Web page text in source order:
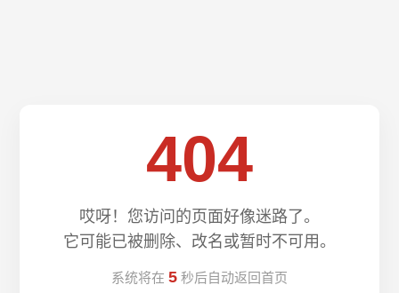
404
哎呀！您访问的页面好像迷路了。
它可能已被删除、改名或暂时不可用。
系统将在 5 秒后自动返回首页